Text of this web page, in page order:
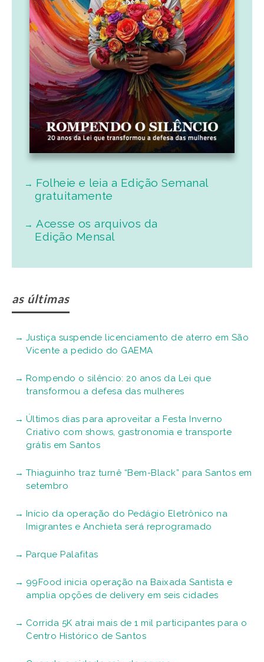
Folheie e leia a Edição Semanal
gratuitamente
Acesse os arquivos da
Edição Mensal
as últimas
Justiça suspende licenciamento de aterro em São
Vicente a pedido do GAEMA
Rompendo o silêncio: 20 anos da Lei que
transformou a defesa das mulheres
Últimos dias para aproveitar a Festa Inverno
Criativo com shows, gastronomia e transporte
grátis em Santos
Thiaguinho traz turnê “Bem-Black” para Santos em
setembro
Início da operação do Pedágio Eletrônico na
Imigrantes e Anchieta será reprogramado
Parque Palafitas
99Food inicia operação na Baixada Santista e
amplia opções de delivery em seis cidades
Corrida 5K atrai mais de 1 mil participantes para o
Centro Histórico de Santos